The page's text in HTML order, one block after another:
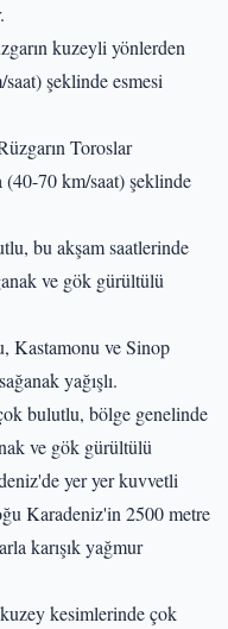
kuzeyli yönlerden
şeklinde esmesi
Toroslar
(40-70 km/saat) şeklinde
bu akşam saatlerinde
ve gök gürültülü
Kastamonu ve Sinop
yağışlı.
bulutlu, bölge genelinde
ve gök gürültülü
yer yer kuvvetli
Karadeniz'in 2500 metre
karışık yağmur
kesimlerinde çok